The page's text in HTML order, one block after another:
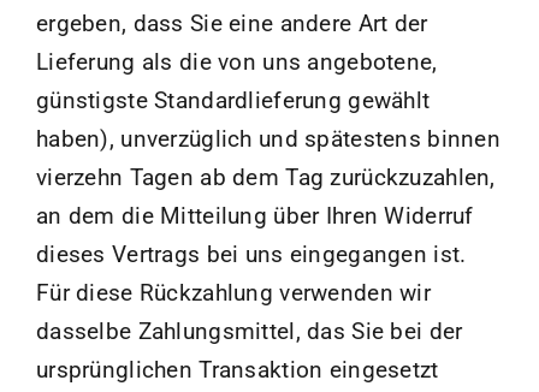
ergeben, dass Sie eine andere Art der
Lieferung als die von uns angebotene,
günstigste Standardlieferung gewählt
haben), unverzüglich und spätestens binnen
vierzehn Tagen ab dem Tag zurückzuzahlen,
an dem die Mitteilung über Ihren Widerruf
dieses Vertrags bei uns eingegangen ist.
Für diese Rückzahlung verwenden wir
dasselbe Zahlungsmittel, das Sie bei der
ursprünglichen Transaktion eingesetzt